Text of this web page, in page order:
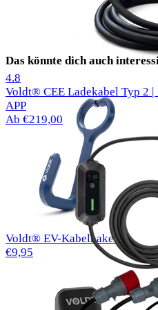
Das könnte dich auch
Voldt® EV-Kabelhaken
€9,95
4.8
Voldt® CEE Ladekabel Typ 2 |
APP
Ab €219,00